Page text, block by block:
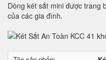
Dòng két sắt mini được trang
của các gia đình.